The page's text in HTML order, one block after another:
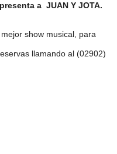
a JUAN Y JOTA.
show musical, para
llamando al (02902)